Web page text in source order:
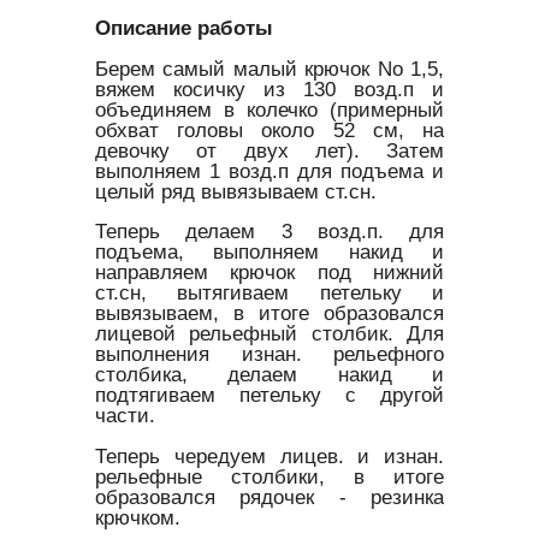
Описание работы
Берем самый малый крючок No 1,5,
вяжем косичку из 130 возд.п и
объединяем в колечко (примерный
обхват головы около 52 см, на
девочку от двух лет). Затем
выполняем 1 возд.п для подъема и
целый ряд вывязываем ст.сн.
Теперь делаем 3 возд.п. для
подъема, выполняем накид и
направляем крючок под нижний
ст.сн, вытягиваем петельку и
вывязываем, в итоге образовался
лицевой рельефный столбик. Для
выполнения изнан. рельефного
столбика, делаем накид и
подтягиваем петельку с другой
части.
Теперь чередуем лицев. и изнан.
рельефные столбики, в итоге
образовался рядочек - резинка
крючком.